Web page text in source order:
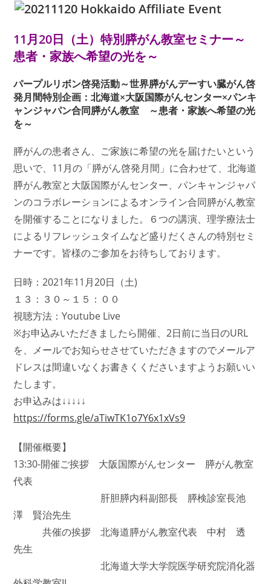
11月20日（土）特別膵がん教室セミナー～
患者・家族へ希望の光を～
パープルリボン啓発活動～世界膵がんデーすい臓がん啓
発月間特別企画：北海道×大阪国際がんセンター×パンキ
ャンジャパン合同膵がん教室 ～患者・家族へ希望の光
を～
膵がんの患者さん、ご家族に希望の光を届けたいという
思いで、11月の「膵がん啓発月間」に合わせて、北海道
膵がん教室と大阪国際がんセンター、パンキャンジャパ
ンのコラボレーションによるオンライン合同膵がん教室
を開催することになりました。６つの講演、理学療法士
によるリフレッシュタイムなど盛りだくさんの特別セミ
ナーです。皆様のご参加をお待ちしております。
日時：2021年11月20日（土)
１３：３０～１５：００
視聴方法：Youtube Live
※お申込みいただきましたら開催、2日前に当日のURL
を、メールでお知らせさせていただきますのでメールア
ドレスは間違いなくお書きくくださいますようお願いい
たします。
お申込みは↓↓↓↓↓
https://forms.gle/aTiwTK1o7Y6x1xVs9
【開催概要】
13:30-開催ご挨拶 大阪国際がんセンター 膵がん教室
代表
肝胆膵内科副部長 膵検診室長池
澤 賢治先生
共催の挨拶 北海道膵がん教室代表 中村 透
先生
北海道大学大学院医学研究院消化器